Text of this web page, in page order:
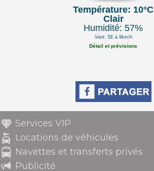
Température: 10°C
Clair
Humidité: 57%
Vent: SE à 9km/h
Détail et prévisions
Services VIP
Locations de véhicules
Navettes et transferts privés
Publicité